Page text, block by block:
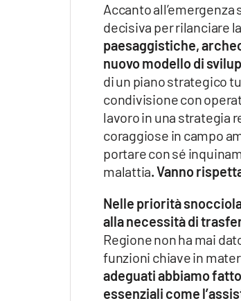
Accanto
decisiva per rilanciare
paesaggistiche,
nuovo modello di
di un piano strategico
condivisione con
lavoro in una strategia
coraggiose in campo
portare con sé
malattia. Vanno
Nelle priorità
alla necessità di
Regione non ha mai
funzioni chiave in
adeguati abbiamo
essenziali come